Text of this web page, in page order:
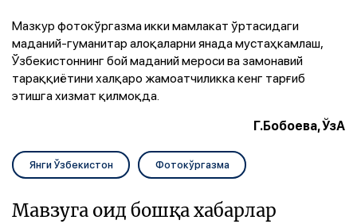
Мазкур фотокўргазма икки мамлакат ўртасидаги
маданий-гуманитар алоқаларни янада мустаҳкамлаш,
Ўзбекистоннинг бой маданий мероси ва замонавий
тараққиётини халқаро жамоатчиликка кенг тарғиб
этишга хизмат қилмоқда.
Г.Бобоева, ЎзА
Янги Ўзбекистон Фотокўргазма
Мавзуга оид бошқа хабарлар